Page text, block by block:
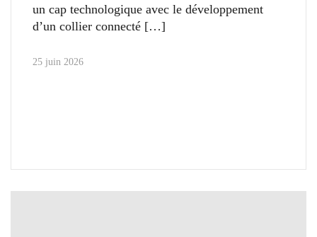
un cap technologique avec le développement
d’un collier connecté
25 juin 2026